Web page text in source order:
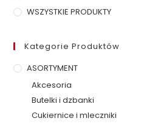
WSZYSTKIE PRODUKTY
Kategorie Produktów
ASORTYMENT
Akcesoria
Butelki i dzbanki
Cukiernice i mleczniki